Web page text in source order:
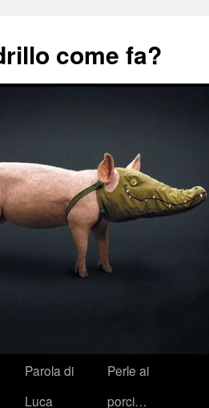
come fa?
Parola di
Luca
Perle ai
porci…